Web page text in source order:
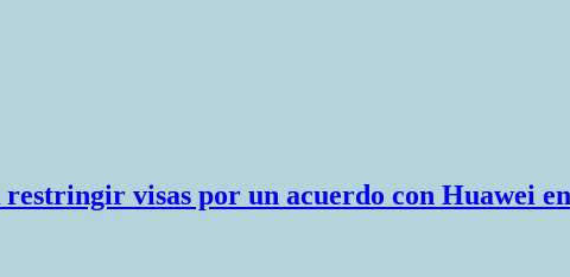
visas por un acuerdo con Huawei